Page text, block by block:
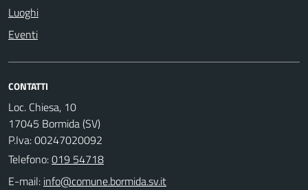
Luoghi
Eventi
CONTATTI
Loc. Chiesa, 10
17045 Bormida (SV)
P.Iva: 00247020092
Telefono:019 54718
E-mail: